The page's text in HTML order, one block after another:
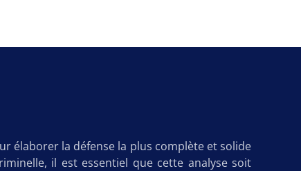
élaborer la défense la plus complète et solide
il est essentiel que cette analyse soit